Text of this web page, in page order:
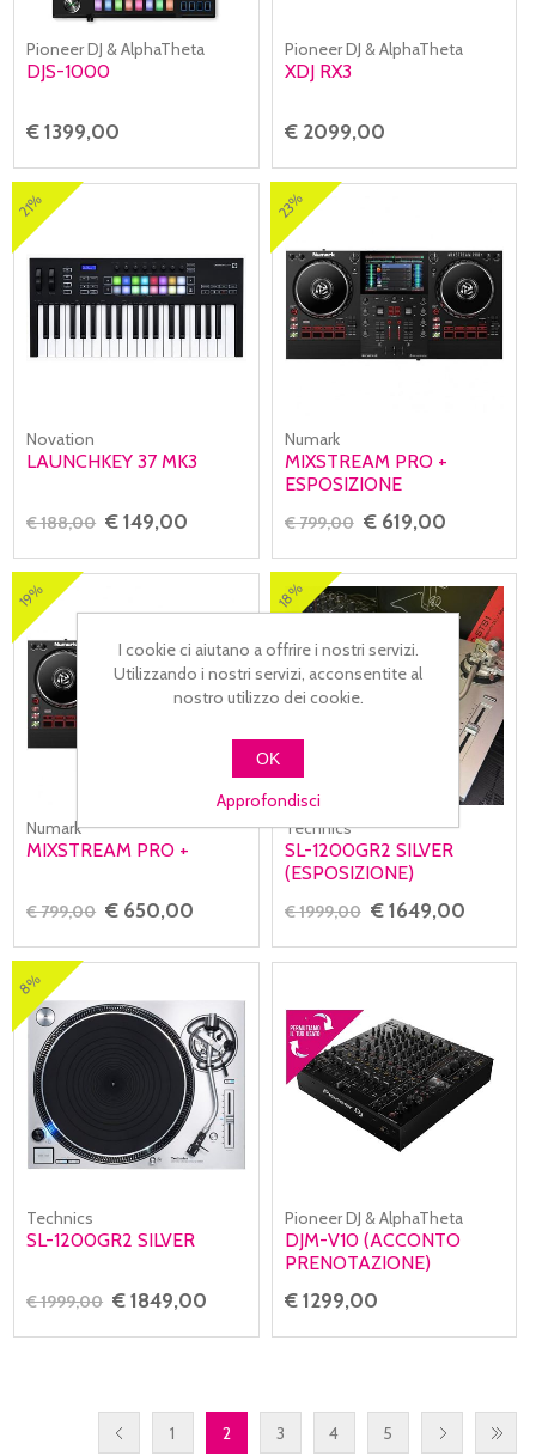
Pioneer DJ & AlphaTheta
DJS-1000
€ 1399,00
Pioneer DJ & AlphaTheta
XDJ RX3
€ 2099,00
21%
Novation
LAUNCHKEY 37 MK3
€ 188,00 € 149,00
23%
Numark
MIXSTREAM PRO +
ESPOSIZIONE
€ 799,00 € 619,00
19%
Numark
MIXSTREAM PRO +
€ 799,00 € 650,00
18%
Technics
SL-1200GR2 SILVER
(ESPOSIZIONE)
€ 1999,00 € 1649,00
8%
Technics
SL-1200GR2 SILVER
€ 1999,00 € 1849,00
Pioneer DJ & AlphaTheta
DJM-V10 (ACCONTO
PRENOTAZIONE)
€ 1299,00
1 2 3 4 5
I cookie ci aiutano a offrire i nostri servizi.
Utilizzando i nostri servizi, acconsentite al
nostro utilizzo dei cookie.
OK
Approfondisci